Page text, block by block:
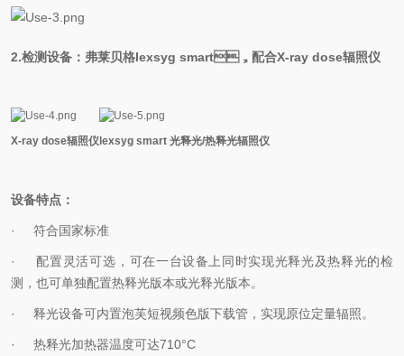
2.检测设备：弗莱贝格lexsyg smart，配合X-ray dose辐照仪
X-ray dose辐照仪 lexsyg smart 光释光/热释光辐照仪
设备特点：
· 符合国家标准
· 配置灵活可选，可在一台设备上同时实现光释光及热释光的检
测，也可单独配置热释光版本或光释光版本。
· 释光设备可内置泡芙短视频色版下载管，实现原位定量辐照。
· 热释光加热器温度可达710°C